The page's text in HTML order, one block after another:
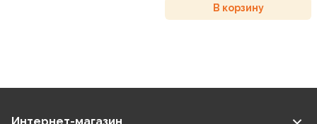
В корзину